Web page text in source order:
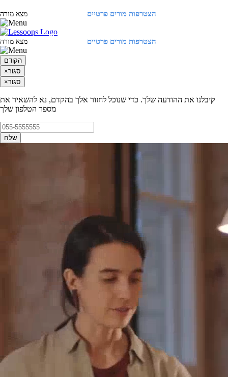
הצטרפות מורים פרטיים מצא מורה
הצטרפות מורים פרטיים מצא מורה
הקודם
×סגור
×סגור
קיבלנו את ההודעה שלך. כדי שנוכל לחזור אלך בהקדם, נא להשאיר את
מספר הטלפון שלך
שלח